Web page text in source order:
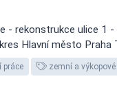
- rekonstrukce ulice
Hlavní město Praha
práce zemní a výkopové